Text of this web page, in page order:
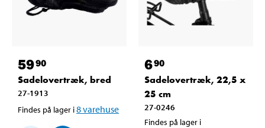
5990
Sadelovertræk, bred
27-1913
Findes på lager i8varehuse
690
Sadelovertræk, 22,5 x
25 cm
27-0246
Findes på lager i